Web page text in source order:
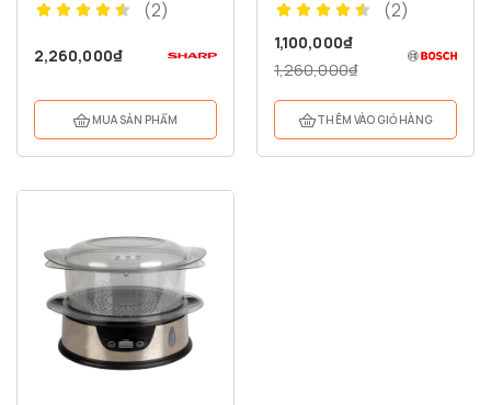
1,560,000
Nồi Chiên Không Dầu MONA600
(2)
2,260,000₫
MUA SẢN PHẨM
(2)
1,260,000₫
1,100,000₫
THÊM VÀO GIỎ HÀNG